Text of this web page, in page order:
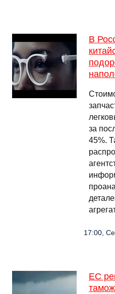
В
за
45%.
17:00,
ЕС